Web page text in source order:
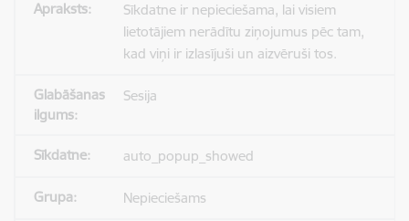
Sīkdatne ir nepieciešama, lai visiem
lietotājiem nerādītu ziņojumus pēc tam,
kad viņi ir izlasījuši un aizvēruši tos.
Sesija
auto_popup_showed
Nepieciešams